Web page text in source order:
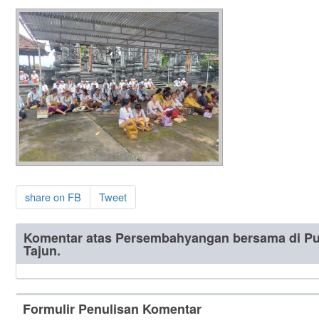
share on FB Tweet
Komentar atas Persembahyangan bersama di
Tajun.
Formulir Penulisan Komentar